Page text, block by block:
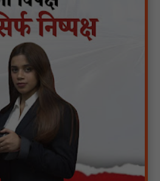
बनवीरपुर में चौपाल लगा महिलाओं को किया
का दिया संदेश : NN81
बाफ़ला में पदस्थ शिक्षक 20 कि.मी. दूर
समरसता संकल्प यात्रा,पुष्प वर्षा से हुआ
में निकली भव्य वाहन रैली : NN81
जीतने नहीं, दुनिया पर दबदबा बनाने की राह
के तहत निकली प्रभात फेरी, देशभक्ति नारों